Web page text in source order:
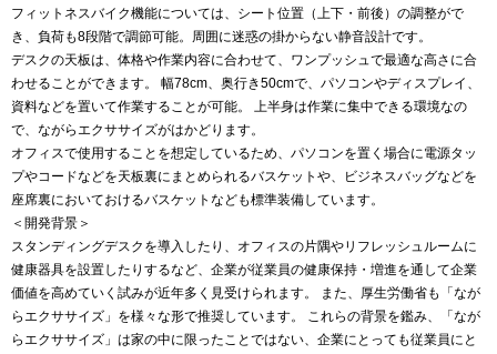
フィットネスバイク機能については、シート位置（上下・前後）の調整がで
き、負荷も8段階で調節可能。周囲に迷惑の掛からない静音設計です。
デスクの天板は、体格や作業内容に合わせて、ワンプッシュで最適な高さに合
わせることができます。 幅78cm、奥行き50cmで、パソコンやディスプレイ、
資料などを置いて作業することが可能。 上半身は作業に集中できる環境なの
で、ながらエクササイズがはかどります。
オフィスで使用することを想定しているため、パソコンを置く場合に電源タッ
プやコードなどを天板裏にまとめられるバスケットや、ビジネスバッグなどを
座席裏においておけるバスケットなども標準装備しています。
＜開発背景＞
スタンディングデスクを導入したり、オフィスの片隅やリフレッシュルームに
健康器具を設置したりするなど、企業が従業員の健康保持・増進を通して企業
価値を高めていく試みが近年多く見受けられます。 また、厚生労働省も「なが
らエクササイズ」を様々な形で推奨しています。 これらの背景を鑑み、「なが
らエクササイズ」は家の中に限ったことではない、企業にとっても従業員にと